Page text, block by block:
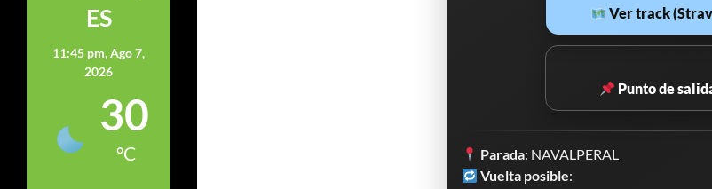
Ver track
Punto de
Parada: NAVALPERAL
Vuelta posible:
ES
11:45 pm,Ago 7,
2026
30
°C